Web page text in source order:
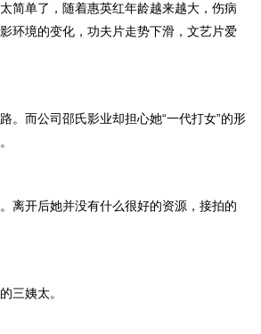
简单了，随着惠英红年龄越来越大，伤病
环境的变化，功夫片走势下滑，文艺片爱
。而公司邵氏影业却担心她“一代打女”的形
离开后她并没有什么很好的资源，接拍的
三姨太。